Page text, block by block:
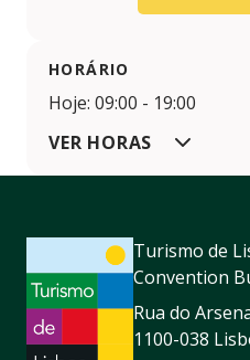
HORÁRIO
Hoje: 09:00 - 19:00
VER HORAS
Turismo de
Convention
Rua do
1100-038